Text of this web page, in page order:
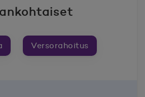
Versorahoitus